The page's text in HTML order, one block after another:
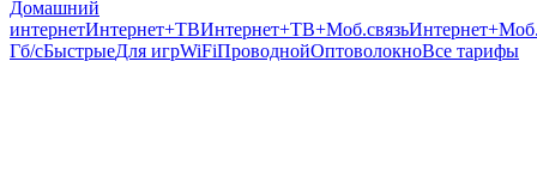
Домашний
интернетИнтернет+ТВИнтернет+ТВ+Моб.связь
Гб/cБыстрыеДля игрWiFiПроводнойОптоволокноВсе тарифы